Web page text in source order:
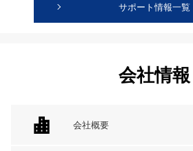
サポート情報一覧
会社情報
会社概要